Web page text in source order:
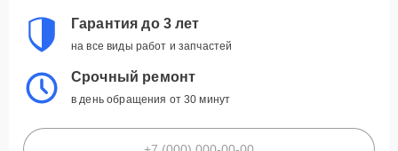
Гарантия до 3 лет
на все виды работ и запчастей
Срочный ремонт
в день обращения от 30 минут